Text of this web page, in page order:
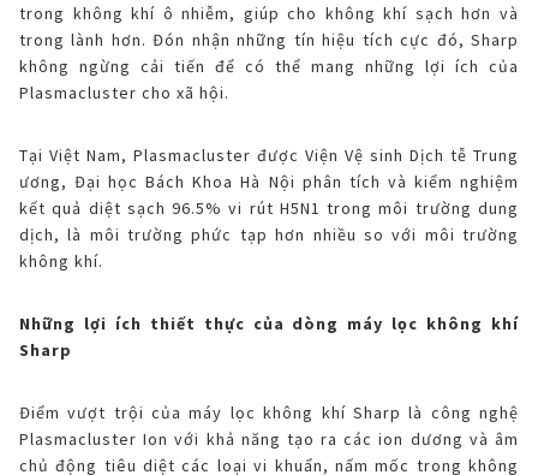
trong không khí ô nhiễm, giúp cho không khí sạch hơn và
trong lành hơn. Đón nhận những tín hiệu tích cực đó, Sharp
không ngừng cải tiến để có thể mang những lợi ích của
Plasmacluster cho xã hội.
Tại Việt Nam, Plasmacluster được Viện Vệ sinh Dịch tễ Trung
ương, Đại học Bách Khoa Hà Nội phân tích và kiểm nghiệm
kết quả diệt sạch 96.5% vi rút H5N1 trong môi trường dung
dịch, là môi trường phức tạp hơn nhiều so với môi trường
không khí.
Những lợi ích thiết thực của dòng máy lọc không khí
Sharp
Điểm vượt trội của máy lọc không khí Sharp là công nghệ
Plasmacluster Ion với khả năng tạo ra các ion dương và âm
chủ động tiêu diệt các loại vi khuẩn, nấm mốc trong không